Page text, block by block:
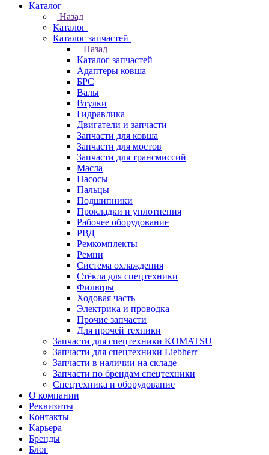
Каталог
Назад
Каталог
Каталог запчастей
Назад
Каталог запчастей
Адаптеры ковша
БРС
Валы
Втулки
Гидравлика
Двигатели и запчасти
Запчасти для ковша
Запчасти для мостов
Запчасти для трансмиссий
Масла
Насосы
Пальцы
Подшипники
Прокладки и уплотнения
Рабочее оборудование
РВД
Ремкомплекты
Ремни
Система охлаждения
Стёкла для спецтехники
Фильтры
Ходовая часть
Электрика и проводка
Прочие запчасти
Для прочей техники
Запчасти для спецтехники KOMATSU
Запчасти для спецтехники Liebherr
Запчасти в наличии на складе
Запчасти по брендам спецтехники
Спецтехника и оборудование
О компании
Реквизиты
Контакты
Карьера
Бренды
Блог